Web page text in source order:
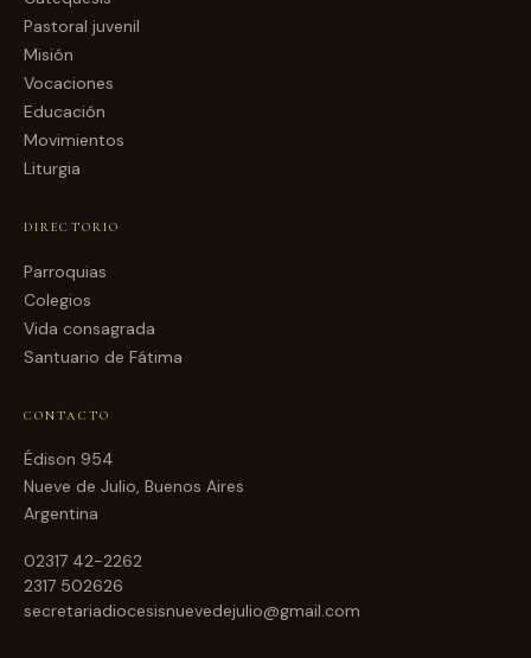
Pastoral juvenil
Misión
Vocaciones
Educación
Movimientos
Liturgia
DIRECTORIO
Parroquias
Colegios
Vida consagrada
Santuario de Fátima
CONTACTO
Édison 954
Nueve de Julio, Buenos Aires
Argentina
02317 42-2262
2317 502626
secretariadiocesisnuevedejulio@gmail.com